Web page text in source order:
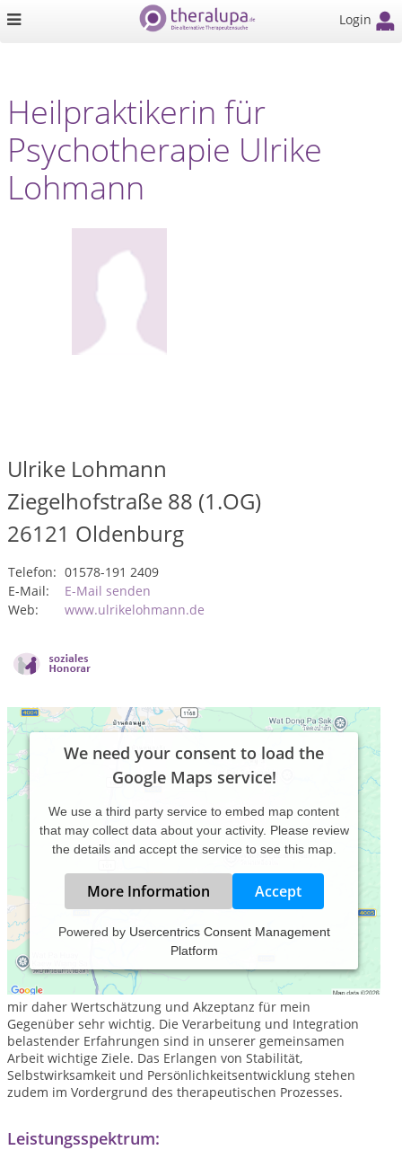
Login
Heilpraktikerin für
Psychotherapie Ulrike
Lohmann
Ulrike Lohmann
Ziegelhofstraße 88 (1.OG)
26121 Oldenburg
Telefon: 01578-191 2409
E-Mail:
E-Mail senden
Web:
www.ulrikelohmann.de
We need your consent to load the
Google Maps service!
We use a third party service to embed map content
that may collect data about your activity. Please review
the details and accept the service to see this map.
More Information Accept
Powered by Usercentrics Consent Management
Platform
Ich unterstütze Sie empathisch und einfühlsam auf Ihrem
Weg, Ihre eigenen Fähigkeiten und Ressourcen (wieder) zu
erkennen und einsetzen zu können. Für meine Arbeit sind
mir daher Wertschätzung und Akzeptanz für mein
Gegenüber sehr wichtig. Die Verarbeitung und Integration
belastender Erfahrungen sind in unserer gemeinsamen
Arbeit wichtige Ziele. Das Erlangen von Stabilität,
Selbstwirksamkeit und Persönlichkeitsentwicklung stehen
zudem im Vordergrund des therapeutischen Prozesses.
Leistungsspektrum: